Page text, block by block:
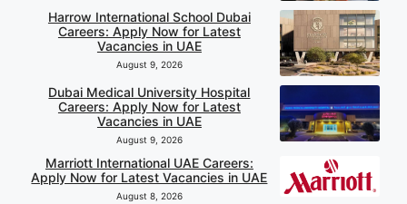
Harrow International School Dubai
Careers: Apply Now for Latest
Vacancies in UAE
August 9, 2026
Dubai Medical University Hospital
Careers: Apply Now for Latest
Vacancies in UAE
August 9, 2026
Marriott International UAE Careers:
Apply Now for Latest Vacancies in UAE
August 8, 2026